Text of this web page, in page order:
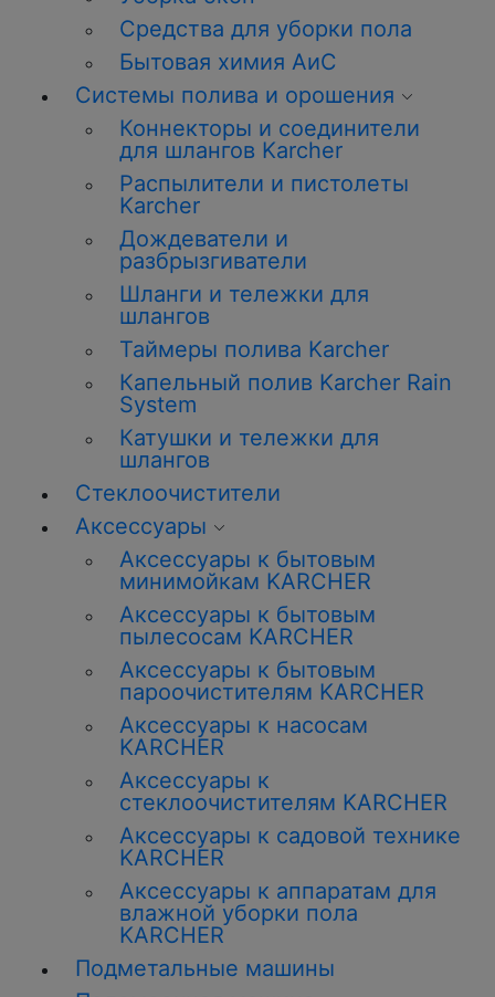
Средства для уборки пола
Бытовая химия АиС
Системы полива и орошения
Коннекторы и соединители
для шлангов Karcher
Распылители и пистолеты
Karcher
Дождеватели и
разбрызгиватели
Шланги и тележки для
шлангов
Таймеры полива Karcher
Капельный полив Karcher Rain
System
Катушки и тележки для
шлангов
Стеклоочистители
Аксессуары
Аксессуары к бытовым
минимойкам KARCHER
Аксессуары к бытовым
пылесосам KARCHER
Аксессуары к бытовым
пароочистителям KARCHER
Аксессуары к насосам
KARCHER
Аксессуары к
стеклоочистителям KARCHER
Аксессуары к садовой технике
KARCHER
Аксессуары к аппаратам для
влажной уборки пола
KARCHER
Подметальные машины